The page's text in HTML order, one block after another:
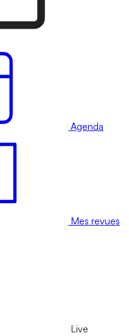
Agenda
Mes revues
Live